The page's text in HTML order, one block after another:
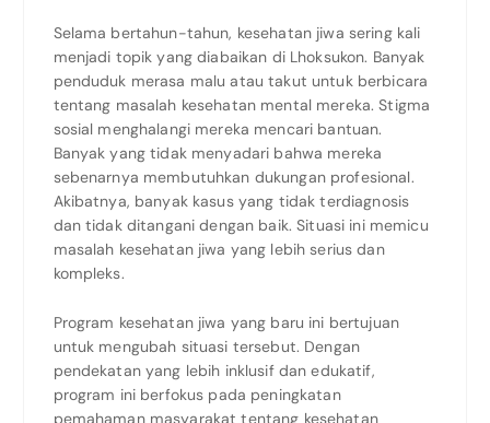
Selama bertahun-tahun, kesehatan jiwa sering kali
menjadi topik yang diabaikan di Lhoksukon. Banyak
penduduk merasa malu atau takut untuk berbicara
tentang masalah kesehatan mental mereka. Stigma
sosial menghalangi mereka mencari bantuan.
Banyak yang tidak menyadari bahwa mereka
sebenarnya membutuhkan dukungan profesional.
Akibatnya, banyak kasus yang tidak terdiagnosis
dan tidak ditangani dengan baik. Situasi ini memicu
masalah kesehatan jiwa yang lebih serius dan
kompleks.
Program kesehatan jiwa yang baru ini bertujuan
untuk mengubah situasi tersebut. Dengan
pendekatan yang lebih inklusif dan edukatif,
program ini berfokus pada peningkatan
pemahaman masyarakat tentang kesehatan